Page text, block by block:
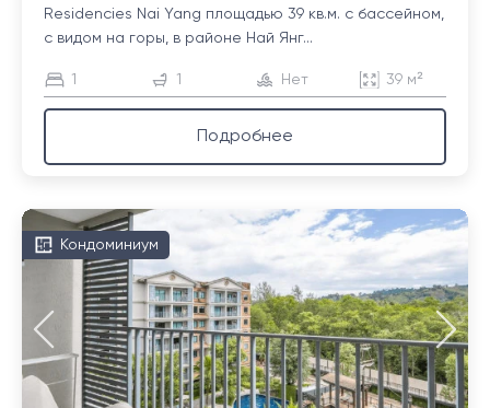
Residencies Nai Yang площадью 39 кв.м. с бассейном,
с видом на горы, в районе Най Янг...
1 1 Нет 39 м²
Подробнее
Кондоминиум